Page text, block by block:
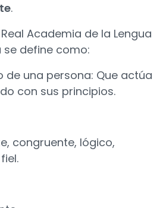
.
Academia de la Lengua
se define como:
de una persona: Que actúa
con sus principios.
congruente, lógico,